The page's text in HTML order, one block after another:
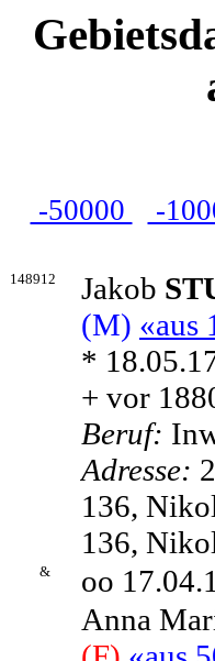
-50000 -
148912 Jakob
(M) «aus
*
+ vor
Beruf:
Adresse:
136,
136,
&
oo
Anna